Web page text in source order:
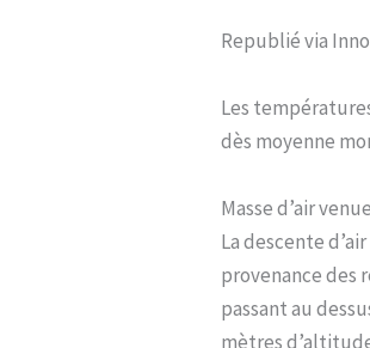
Republié via
Les
dès moyenne
Masse d’air
La descente
provenance des
passant au
mètres